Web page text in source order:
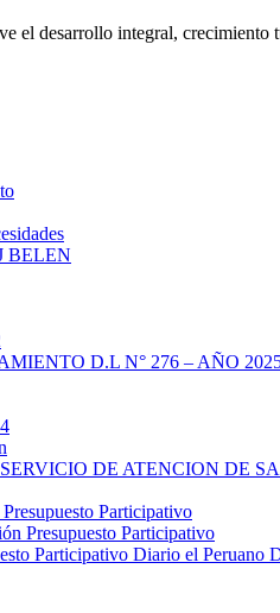
el desarrollo integral,
BELEN
D.L N° 276 – AÑO
DE ATENCION DE
Participativo
Presupuesto Participativo
Participativo Diario el Peruano